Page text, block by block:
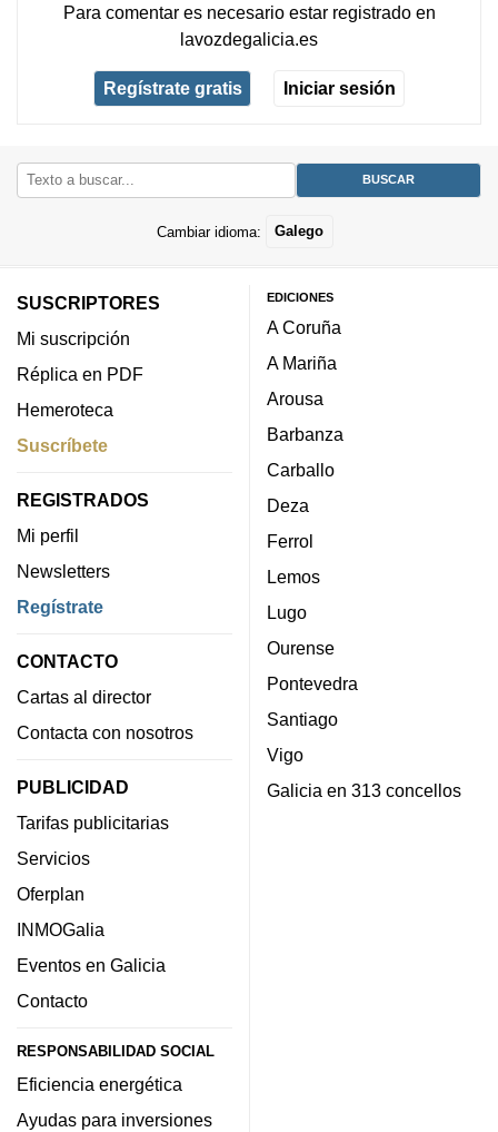
Para comentar es necesario estar registradoen
lavozdegalicia.es
Regístrate gratis Iniciar sesión
Cambiar idioma: Galego
SUSCRIPTORES
Mi suscripción
Réplica en PDF
Hemeroteca
Suscríbete
REGISTRADOS
Mi perfil
Newsletters
Regístrate
CONTACTO
Cartas al director
Contacta con nosotros
PUBLICIDAD
Tarifas publicitarias
Servicios
Oferplan
INMOGalia
Eventos en Galicia
Contacto
RESPONSABILIDAD SOCIAL
Eficiencia energética
Ayudas para inversiones
EDICIONES
A Coruña
A Mariña
Arousa
Barbanza
Carballo
Deza
Ferrol
Lemos
Lugo
Ourense
Pontevedra
Santiago
Vigo
Galicia en 313 concellos